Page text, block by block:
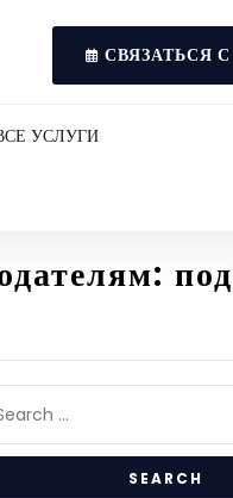
СВЯЗАТЬСЯ
УСЛУГИ